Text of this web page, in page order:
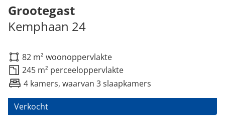
Grootegast
Kemphaan 24
82 m² woonoppervlakte
245 m² perceeloppervlakte
4 kamers, waarvan 3 slaapkamers
Verkocht